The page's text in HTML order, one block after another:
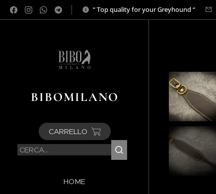
“ Top quality for your Greyhound “
BIBOMILANO
CARRELLO
HOME